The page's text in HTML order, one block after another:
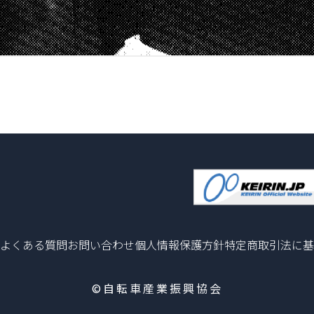
よくある質問お問い合わせ個人情報保護方針特定商取引法に
©自転車産業振興協会